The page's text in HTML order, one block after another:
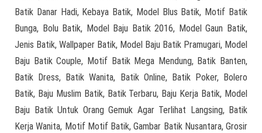
Batik Danar Hadi, Kebaya Batik, Model Blus Batik, Motif Batik
Bunga, Bolu Batik, Model Baju Batik 2016, Model Gaun Batik,
Jenis Batik, Wallpaper Batik, Model Baju Batik Pramugari, Model
Baju Batik Couple, Motif Batik Mega Mendung, Batik Banten,
Batik Dress, Batik Wanita, Batik Online, Batik Poker, Bolero
Batik, Baju Muslim Batik, Batik Terbaru, Baju Kerja Batik, Model
Baju Batik Untuk Orang Gemuk Agar Terlihat Langsing, Batik
Kerja Wanita, Motif Motif Batik, Gambar Batik Nusantara, Grosir